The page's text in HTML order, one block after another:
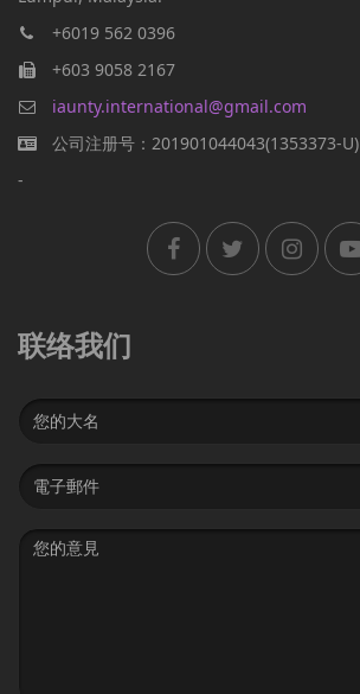
+6019 562 0396
+603 9058 2167
iaunty.international@gmail.com
公司注册号：201901044043(1353373-U)
-
联络我们
Name
Email
address
Message